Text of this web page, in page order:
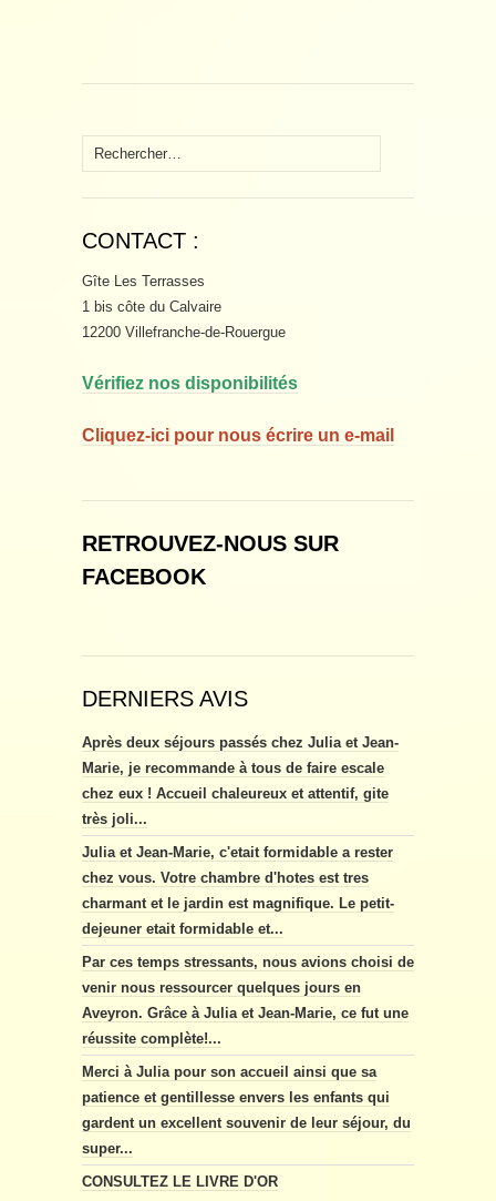
Rechercher :
CONTACT :
Gîte Les Terrasses
1 bis côte du Calvaire
12200 Villefranche-de-Rouergue
Vérifiez nos disponibilités
Cliquez-ici pour nous écrire un e-mail
RETROUVEZ-NOUS SUR
FACEBOOK
DERNIERS AVIS
Après deux séjours passés chez Julia et Jean-
Marie, je recommande à tous de faire escale
chez eux ! Accueil chaleureux et attentif, gite
très joli...
Julia et Jean-Marie, c'etait formidable a rester
chez vous. Votre chambre d'hotes est tres
charmant et le jardin est magnifique. Le petit-
dejeuner etait formidable et...
Par ces temps stressants, nous avions choisi de
venir nous ressourcer quelques jours en
Aveyron. Grâce à Julia et Jean-Marie, ce fut une
réussite complète!...
Merci à Julia pour son accueil ainsi que sa
patience et gentillesse envers les enfants qui
gardent un excellent souvenir de leur séjour, du
super...
CONSULTEZ LE LIVRE D'OR